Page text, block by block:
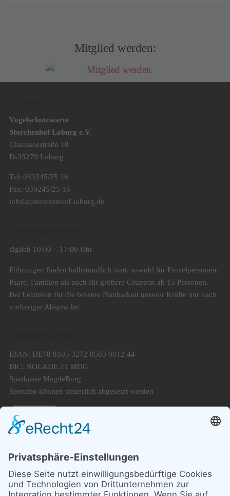
Mitglied werden:
Vogelschutzwarte
Storchenhof Loburg e.V.
Chausseestraße 18
D-39279 Loburg
Tel: 039245/25 16
Fax: 039245/25 16
info[at]storchenhof-loburg.de
täglich 10:00 – 17:00 Uhr
Führungen finden halbstündlich statt, sowohl für Einzelpersonen,
Paare, Familien als auch für größere Gruppen ab 15 Personen.
Bei Letzteren für die bessere Planbarkeit unserer Kräfte nur nach
vorheriger Absprache.
IBAN: DE78 8105 3272 0503 0012 44
BIC: NOLADE 21 MDG
Sparkasse MagdeBurg
Spenden können steuerlich abgesetzt werden
© 1987 – 2025